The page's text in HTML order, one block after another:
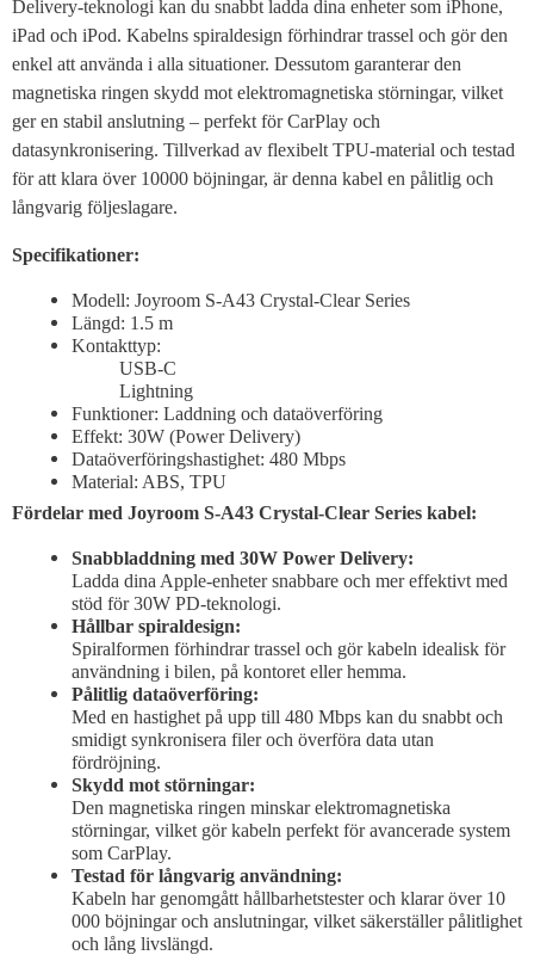
Delivery-teknologi kan du snabbt ladda dina enheter som iPhone,
iPad och iPod. Kabelns spiraldesign förhindrar trassel och gör den
enkel att använda i alla situationer. Dessutom garanterar den
magnetiska ringen skydd mot elektromagnetiska störningar, vilket
ger en stabil anslutning – perfekt för CarPlay och
datasynkronisering. Tillverkad av flexibelt TPU-material och testad
för att klara över 10000 böjningar, är denna kabel en pålitlig och
långvarig följeslagare.
Specifikationer:
Modell: Joyroom S-A43 Crystal-Clear Series
Längd: 1.5 m
Kontakttyp:
USB-C
Lightning
Funktioner: Laddning och dataöverföring
Effekt: 30W (Power Delivery)
Dataöverföringshastighet: 480 Mbps
Material: ABS, TPU
Fördelar med Joyroom S-A43 Crystal-Clear Series kabel:
Snabbladdning med 30W Power Delivery:
Ladda dina Apple-enheter snabbare och mer effektivt med
stöd för 30W PD-teknologi.
Hållbar spiraldesign:
Spiralformen förhindrar trassel och gör kabeln idealisk för
användning i bilen, på kontoret eller hemma.
Pålitlig dataöverföring:
Med en hastighet på upp till 480 Mbps kan du snabbt och
smidigt synkronisera filer och överföra data utan
fördröjning.
Skydd mot störningar:
Den magnetiska ringen minskar elektromagnetiska
störningar, vilket gör kabeln perfekt för avancerade system
som CarPlay.
Testad för långvarig användning:
Kabeln har genomgått hållbarhetstester och klarar över 10
000 böjningar och anslutningar, vilket säkerställer pålitlighet
och lång livslängd.